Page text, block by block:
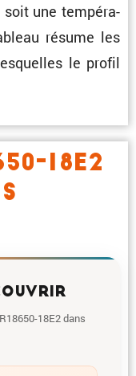
soit une tempé­ra­
résume les
le profil
18E2
18E2 dans